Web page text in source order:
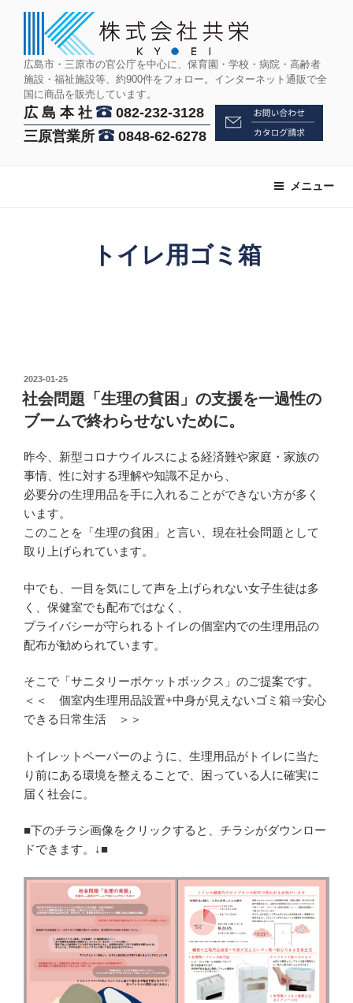
広島市・三原市の官公庁を中心に、保育園・学校・病院・高齢者
施設・福祉施設等、約900件をフォロー。インターネット通販で全
国に商品を販売しています。
広 島 本 社
082-232-3128
三原営業所
0848-62-6278
メニュー
トイレ用ゴミ箱
投
稿
日:
2023-01-25
社会問題「生理の貧困」の支援を一過性の
ブームで終わらせないために。
昨今、新型コロナウイルスによる経済難や家庭・家族の
事情、性に対する理解や知識不足から、
必要分の生理用品を手に入れることができない方が多く
います。
このことを「生理の貧困」と言い、現在社会問題として
取り上げられています。
中でも、一目を気にして声を上げられない女子生徒は多
く、保健室でも配布ではなく、
プライバシーが守られるトイレの個室内での生理用品の
配布が勧められています。
そこで「サニタリーポケットボックス」のご提案です。
＜＜ 個室内生理用品設置+中身が見えないゴミ箱⇒安心
できる日常生活 ＞＞
トイレットペーパーのように、生理用品がトイレに当た
り前にある環境を整えることで、困っている人に確実に
届く社会に。
■下のチラシ画像をクリックすると、チラシがダウンロー
ドできます。↓■